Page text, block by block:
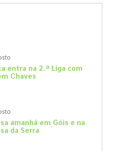
entra na 2.ª Liga com
Chaves
amanhã em Góis e na
da Serra